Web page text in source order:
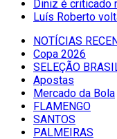
Diniz é criticado
Luís Roberto
NOTÍCIAS
Copa 2026
SELEÇÃO
Apostas
Mercado da Bola
FLAMENGO
SANTOS
PALMEIRAS